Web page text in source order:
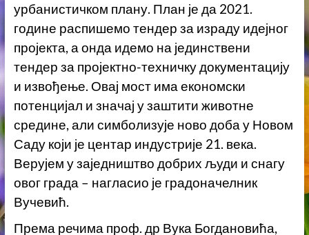
урбанистичком плану. План је да 2021.
године распишемо тендер за израду идејног
пројекта, а онда идемо на јединствени
тендер за пројектно-техничку документацију
и извођење. Овај мост има економски
потенцијал и значај у заштити животне
средине, али симболизује ново доба у Новом
Саду који је центар индустрије 21. века.
Верујем у заједништво добрих људи и снагу
овог града – нагласио је градоначелник
Вучевић.
Према речима проф. др Вука Богдановића,